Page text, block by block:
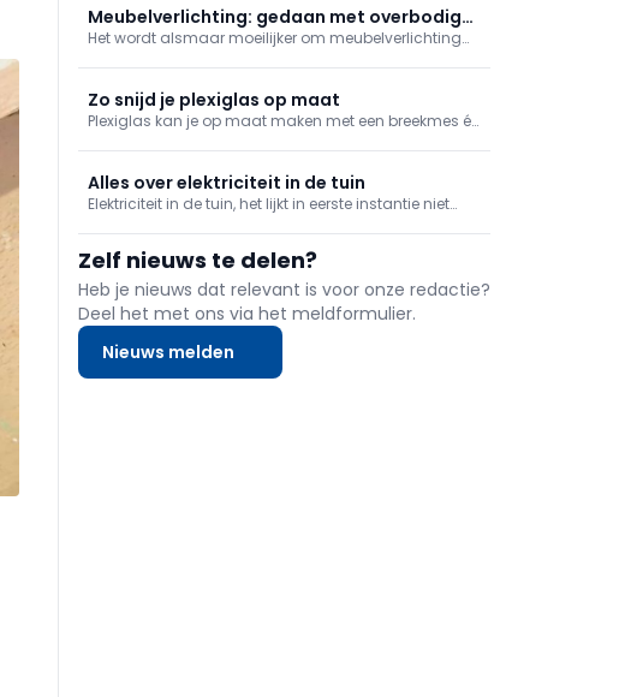
tempert en filtert het licht.
Meubelverlichting: gedaan met overbodige
bedrading?
Het wordt alsmaar moeilijker om meubelverlichting
ook niet min, waardoor ze steeds meer ingang
vinden in dressings, keukens en badkamers.
Zo snijd je plexiglas op maat
Plexiglas kan je op maat maken met een breekmes én
Alles over elektriciteit in de tuin
Elektriciteit in de tuin, het lijkt in eerste instantie niet
je grasmaaier en snoeigereedschappen.
Zelf nieuws te delen?
Heb je nieuws dat relevant is voor onze redactie?
Deel het met ons via het meldformulier.
Nieuws melden